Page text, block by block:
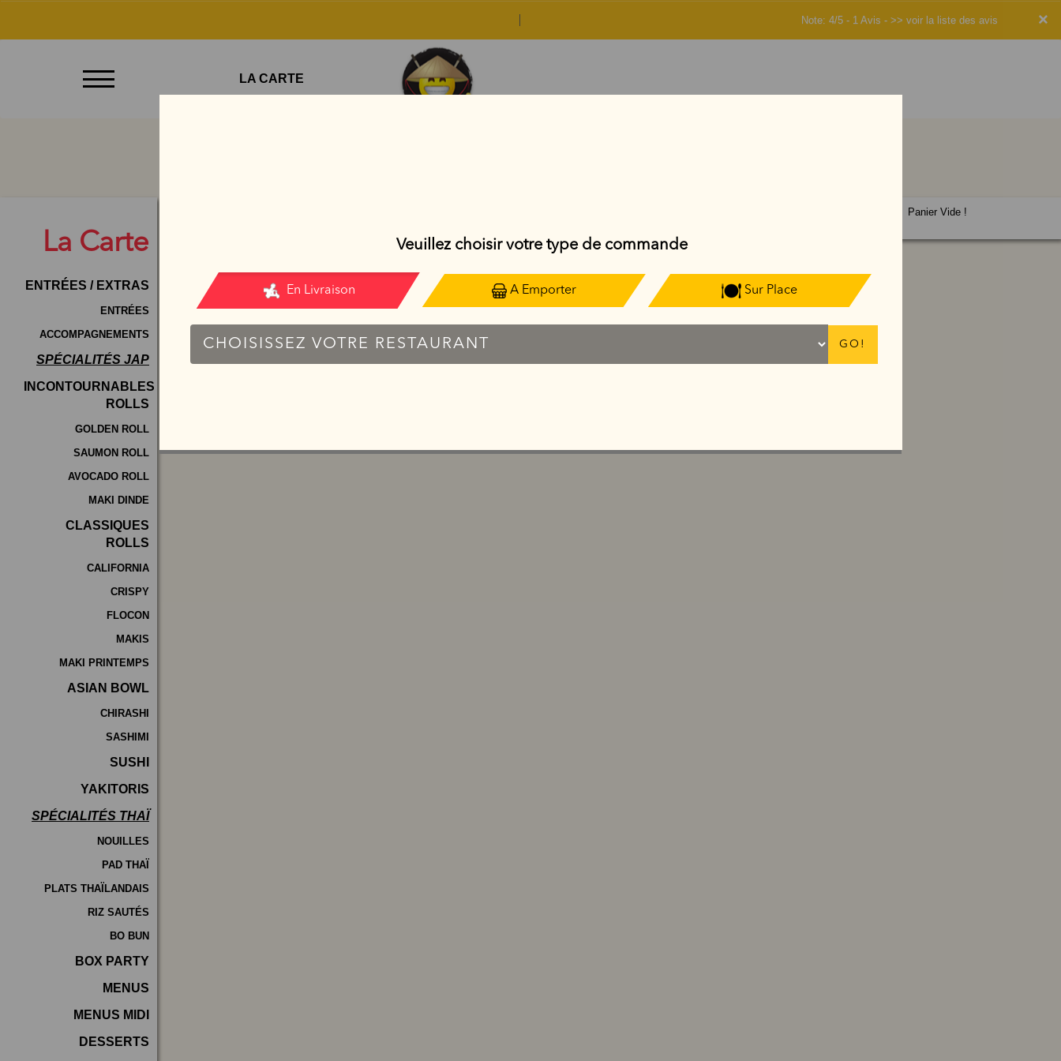
×
Note: 4/5 - 1 Avis - >> voir la liste des avis
Emporter
Contact
Mentions
Légales
Programme
De
Fidélité
Vos
Avis
de
LA CARTE
La Carte
ENTRÉES / EXTRAS
ENTRÉES
ACCOMPAGNEMENTS
SPÉCIALITÉS JAP
INCONTOURNABLES
ROLLS
GOLDEN ROLL
SAUMON ROLL
AVOCADO ROLL
MAKI DINDE
CLASSIQUES
ROLLS
CALIFORNIA
CRISPY
FLOCON
MAKIS
MAKI PRINTEMPS
ASIAN BOWL
CHIRASHI
SASHIMI
SUSHI
YAKITORIS
SPÉCIALITÉS THAÏ
NOUILLES
PAD THAÏ
PLATS THAÏLANDAIS
RIZ SAUTÉS
BO BUN
BOX PARTY
MENUS
MENUS MIDI
DESSERTS
Panier Vide !